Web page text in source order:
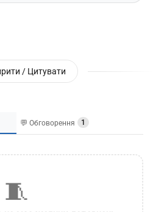
/ Цитувати
💬 Обговорення 1
🧵